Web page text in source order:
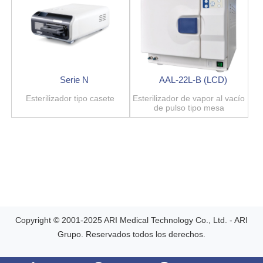
Serie N
Esterilizador tipo casete
AAL-22L-B (LCD)
Esterilizador de vapor al vacío
de pulso tipo mesa
Copyright © 2001-2025 ARI Medical Technology Co., Ltd. - ARI
Grupo. Reservados todos los derechos.